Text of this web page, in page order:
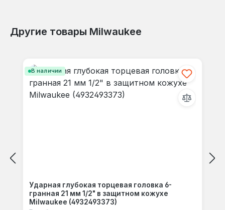
Другие товары Milwaukee
В наличии
Ударная глубокая торцевая головка 6-
гранная 21 мм 1/2" в защитном кожухе
Milwaukee (4932493373)